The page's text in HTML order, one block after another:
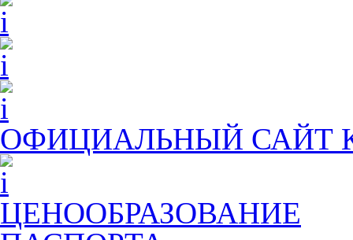
ОФИЦИАЛЬНЫЙ САЙТ
ЦЕНООБРАЗОВАНИЕ